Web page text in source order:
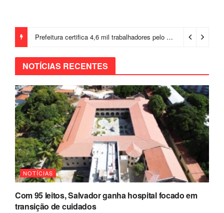
Prefeitura certifica 4,6 mil trabalhadores pelo programa Treinar para Empregar e realiza Feirão de Empregabilidade
NOTÍCIAS RECENTES
NOTÍCIAS
Com 95 leitos, Salvador ganha hospital focado em
transição de cuidados